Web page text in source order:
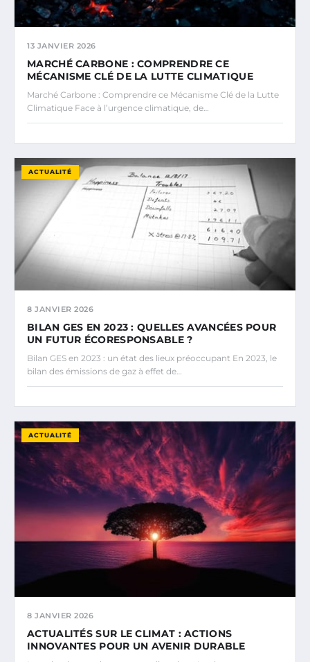
13 JANVIER 2026
MARCHÉ CARBONE : COMPRENDRE CE
MÉCANISME CLÉ DE LA LUTTE CLIMATIQUE
Marché Carbone : Comprendre ce Mécanisme Clé de la Lutte
Climatique Face à l’urgence climatique, de…
ACTUALITÉ
8 JANVIER 2026
BILAN GES EN 2023 : QUELLES AVANCÉES POUR
UN FUTUR ÉCORESPONSABLE ?
Bilan GES en 2023 : un état des lieux préoccupant En 2023, le
bilan des émissions de gaz à effet de…
ACTUALITÉ
8 JANVIER 2026
ACTUALITÉS SUR LE CLIMAT : ACTIONS
INNOVANTES POUR UN AVENIR DURABLE